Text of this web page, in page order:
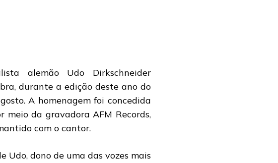
alemão Udo Dirkschneider
durante a edição deste ano do
A homenagem foi concedida
meio da gravadora AFM Records,
com o cantor.
Udo, dono de uma das vozes mais